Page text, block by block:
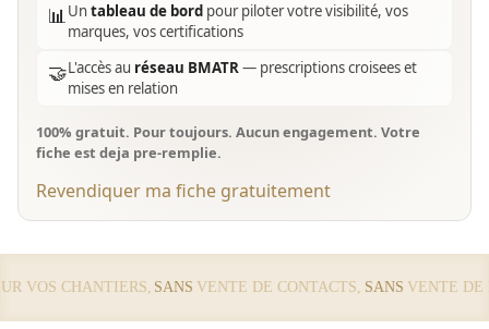
📊Untableau de bord pour piloter votre visibilité, vos
marques, vos certifications
🤝L'accès au réseau BMATR— prescriptions croisees et
mises en relation
100% gratuit. Pour toujours. Aucun engagement. Votre
fiche est deja pre-remplie.
Revendiquer ma fiche gratuitement
VOS CHANTIERS, SANSVENTE DE CONTACTS,SANSVENTE DE